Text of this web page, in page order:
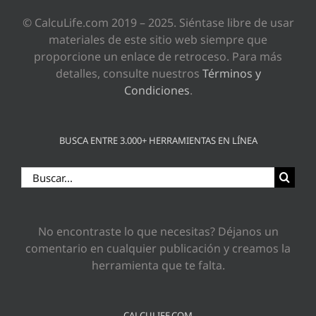
© CalcuLife.com 2019 – 2025. Siéntase libre de usar
materiales de este sitio web siempre que
proporcione un enlace de retroceso. Para más
detalles, consulte nuestros Términos y
Condiciones.
BUSCA ENTRE 3.000+ HERRAMIENTAS EN LÍNEA
Buscar:
No encontraste lo que necesitas? Déjanos un
comentario en cualquier publicación y creamos la
herramienta que te falta.